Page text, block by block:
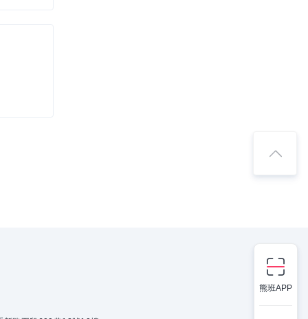
熊班APP